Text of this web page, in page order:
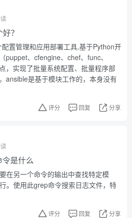
？
置管理和应用部署工具,基于Python开
puppet、cfengine、chef、func、
，实现了批量系统配置、批量程序部
ansible是基于模块工作的，本身没有
评分 回复 分享
是什么
在另一个命令的输出中查找特定模
。使用此grep命令搜索日志文件，特
评分 回复 分享